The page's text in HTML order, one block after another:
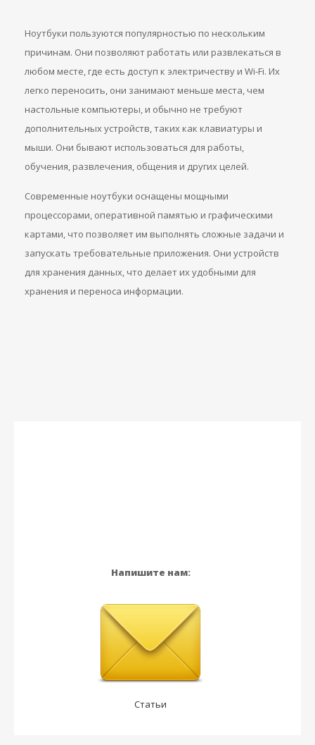
Ноутбуки пользуются популярностью по нескольким
причинам. Они позволяют работать или развлекаться в
любом месте, где есть доступ к электричеству и Wi-Fi. Их
легко переносить, они занимают меньше места, чем
настольные компьютеры, и обычно не требуют
дополнительных устройств, таких как клавиатуры и
мыши. Они бывают использоваться для работы,
обучения, развлечения, общения и других целей.
Современные ноутбуки оснащены мощными
процессорами, оперативной памятью и графическими
картами, что позволяет им выполнять сложные задачи и
запускать требовательные приложения. Они устройств
для хранения данных, что делает их удобными для
хранения и переноса информации.
Напишите нам:
Статьи